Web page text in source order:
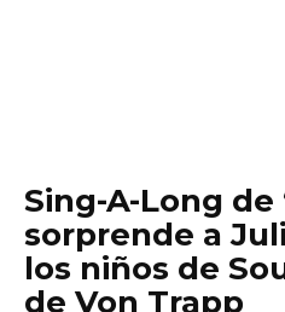
Sing-A-Long de
sorprende a
los niños de
de Von Trapp